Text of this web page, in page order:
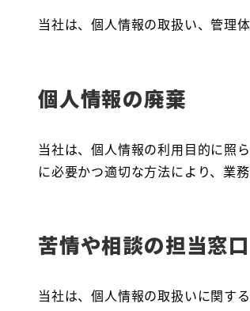
当社は、個人情報の取扱い、管理
個人情報の廃棄
当社は、個人情報の利用目的に照
に必要かつ適切な方法により、業
苦情や相談の担当窓口
当社は、個人情報の取扱いに関す